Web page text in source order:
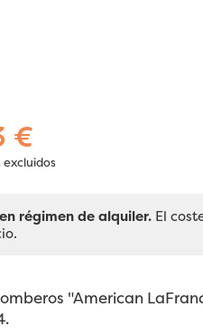
€
régimen de alquiler. El
"American